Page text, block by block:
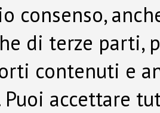
consenso,
di terze parti,
contenuti e
Puoi accettare